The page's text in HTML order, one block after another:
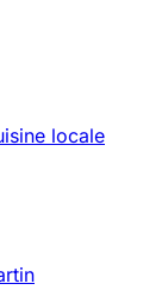
locale